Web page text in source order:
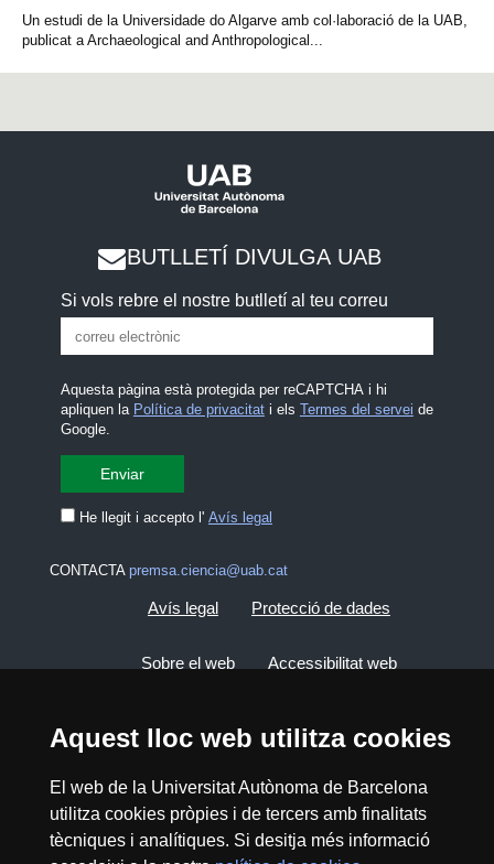
Aquest lloc web utilitza cookies
El web de la Universitat Autònoma de Barcelona
utilitza cookies pròpies i de tercers amb finalitats
tècniques i analítiques. Si desitja més informació
Un estudi de la Universidade do Algarve amb col·laboració de la UAB,
publicat a Archaeological and Anthropological...
BUTLLETÍ DIVULGA UAB
Si vols rebre el nostre butlletí al teu correu
Aquesta pàgina està protegida per reCAPTCHA i hi
apliquen la Política de privacitati els Termes del servei de
Google.
He llegit i accepto l' Avís legal
CONTACTA premsa.ciencia@uab.cat
Avís legal Protecció de dades
Sobre el web Accessibilitat web
2026 Divulga UAB - Creative Commons
Reconeixement - No Comercial (CC BY NC) -
ISSN: 2014-6388